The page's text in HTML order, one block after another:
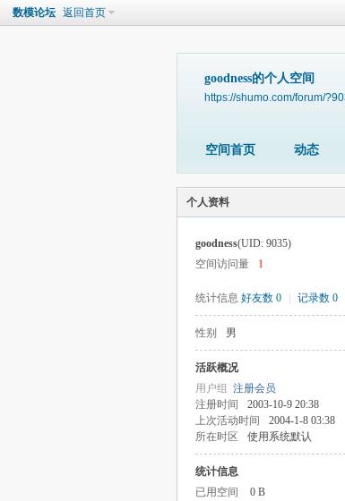
数模论坛 返回首页
goodness的个人空间
https://shumo.com/forum/
空间首页 动态
个人资料
goodness(UID: 9035)
空间访问量
1
统计信息 好友数 0 记录数 0
性别 男
活跃概况
用户组 注册会员
注册时间
2003-10-9 20:38
上次活动时间
2004-1-8 03:38
所在时区
使用系统默认
统计信息
已用空间
0 B